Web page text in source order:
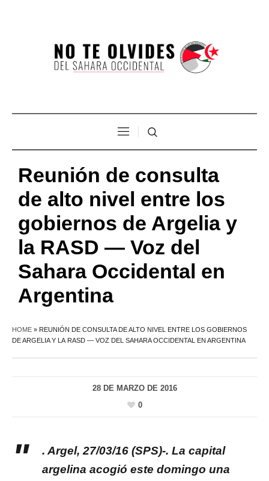
Reunión de consulta
de alto nivel entre los
gobiernos de Argelia y
la RASD — Voz del
Sahara Occidental en
Argentina
HOME » REUNIÓN DE CONSULTA DE ALTO NIVEL ENTRE LOS GOBIERNOS
DE ARGELIA Y LA RASD — VOZ DEL SAHARA OCCIDENTAL EN ARGENTINA
28 DE MARZO DE 2016
0
. Argel, 27/03/16 (SPS)-. La capital
argelina acogió este domingo una